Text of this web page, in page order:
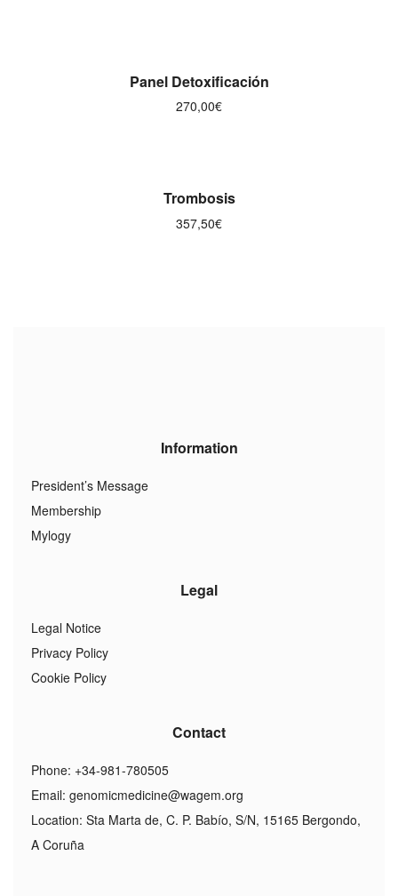
AÑADIR AL CARRITO
Panel Detoxificación
270,00€
AÑADIR AL CARRITO
Trombosis
357,50€
Information
President’s Message
Membership
Mylogy
Legal
Legal Notice
Privacy Policy
Cookie Policy
Contact
Phone: +34-981-780505
Email: genomicmedicine@wagem.org
Location: Sta Marta de, C. P. Babío, S/N, 15165 Bergondo,
A Coruña